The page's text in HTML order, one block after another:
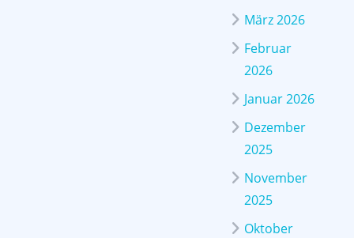
März 2026
Februar
2026
Januar 2026
Dezember
2025
November
2025
Oktober